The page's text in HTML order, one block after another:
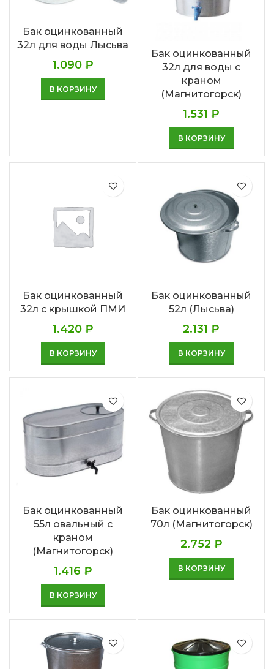
Бак оцинкованный
32л для воды Лысьва
1.090 ₽
В КОРЗИНУ
Бак оцинкованный
32л для воды с
краном
(Магнитогорск)
1.531 ₽
В КОРЗИНУ
Бак оцинкованный
32л с крышкой ПМИ
1.420 ₽
В КОРЗИНУ
Бак оцинкованный
52л (Лысьва)
2.131 ₽
В КОРЗИНУ
Бак оцинкованный
55л овальный с
краном
(Магнитогорск)
1.416 ₽
В КОРЗИНУ
Бак оцинкованный
70л (Магнитогорск)
2.752 ₽
В КОРЗИНУ